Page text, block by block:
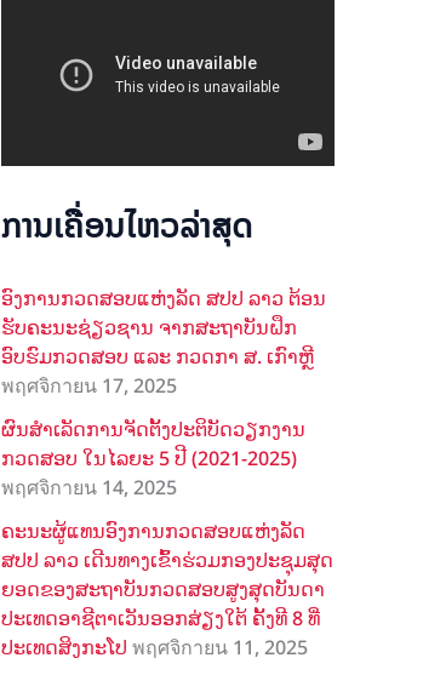
ການເຄື່ອນໄຫວລ່າສຸດ
ອົງການກວດສອບແຫ່ງລັດ ສປປ ລາວ ຕ້ອນ
ຮັບຄະນະຊ່ຽວຊານ ຈາກສະຖາບັນຝຶກ
ອົບຮົມກວດສອບ ແລະ ກວດກາ ສ. ເກົາຫຼີ
พฤศจิกายน 17, 2025
ຜົນສໍາເລັດການຈັດຕັ້ງປະຕິບັດວຽກງານ
ກວດສອບ ໃນໄລຍະ 5 ປີ (2021-2025)
พฤศจิกายน 14, 2025
ຄະນະຜູ້ແທນອົງການກວດສອບແຫ່ງລັດ
ສປປ ລາວ ເດີນທາງເຂົ້າຮ່ວມກອງປະຊຸມສຸດ
ຍອດຂອງສະຖາບັນກວດສອບສູງສຸດບັນດາ
ປະເທດອາຊີຕາເວັນອອກສ່ຽງໃຕ້ ຄັ້ງທີ 8 ທີ່
ປະເທດສິງກະໂປพฤศจิกายน 11, 2025